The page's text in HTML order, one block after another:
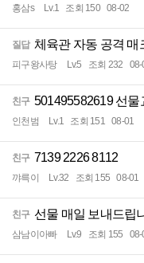
홍삼s Lv.1 조회 150 08-02
질답 체육관 자동 공격 매
피구왕사탕 Lv.5 조회 232 08-
친구 501495582619 선물
인천범 Lv.1 조회 151 08-01
친구 7139 2226 8112
꺄륵이 Lv.32 조회 155 08-01
친구 선물 매일 보내드립
삼남이아빠 Lv.9 조회 155 08-